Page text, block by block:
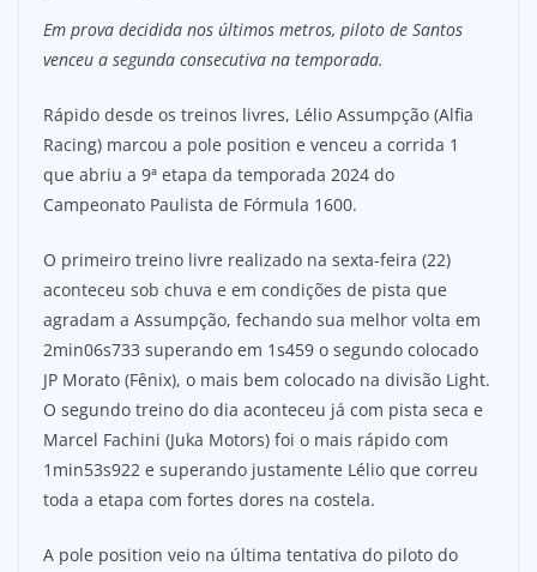
Em prova decidida nos últimos metros, piloto de Santos
venceu a segunda consecutiva na temporada.
Rápido desde os treinos livres, Lélio Assumpção (Alfia
Racing) marcou a pole position e venceu a corrida 1
que abriu a 9ª etapa da temporada 2024 do
Campeonato Paulista de Fórmula 1600.
O primeiro treino livre realizado na sexta-feira (22)
aconteceu sob chuva e em condições de pista que
agradam a Assumpção, fechando sua melhor volta em
2min06s733 superando em 1s459 o segundo colocado
JP Morato (Fênix), o mais bem colocado na divisão Light.
O segundo treino do dia aconteceu já com pista seca e
Marcel Fachini (Juka Motors) foi o mais rápido com
1min53s922 e superando justamente Lélio que correu
toda a etapa com fortes dores na costela.
A pole position veio na última tentativa do piloto do